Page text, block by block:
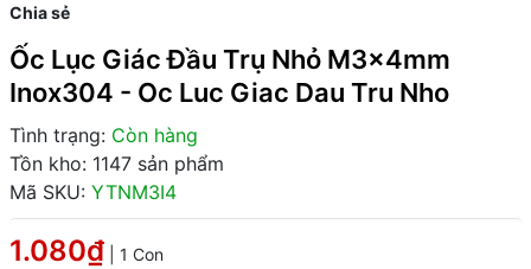
Chia sẻ
Ốc Lục Giác Đầu Trụ Nhỏ M3x4mm
Inox304 - Oc Luc Giac Dau Tru Nho
Tình trạng: Còn hàng
Tồn kho: 1147 sản phẩm
Mã SKU: YTNM3I4
1.080₫ | 1 Con